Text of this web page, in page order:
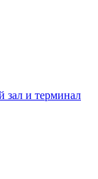
зал и терминал